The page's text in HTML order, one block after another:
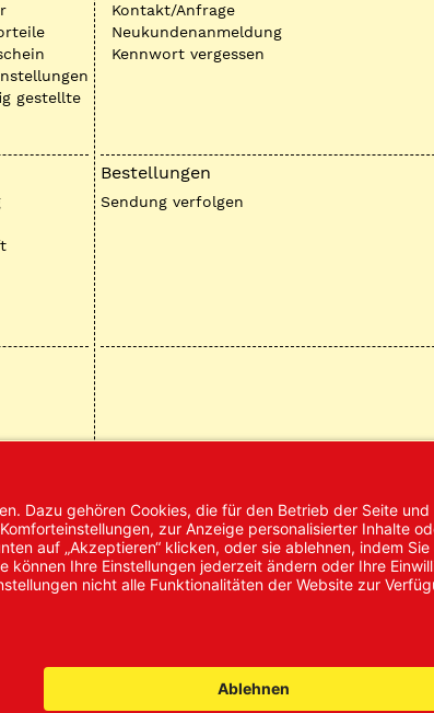
gestellte
Kontakt/Anfrage
Neukundenanmeldung
Kennwort vergessen
Bestellungen
Sendung verfolgen